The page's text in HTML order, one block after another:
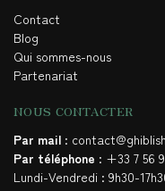
Contact
Blog
Qui sommes-nous
Partenariat
NOUS CONTACTER
Par mail :
Par téléphone : +33 7 56
Lundi-Vendredi : 9h30-